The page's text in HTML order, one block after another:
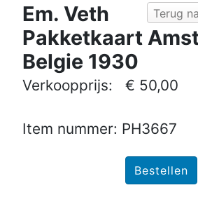
Terug
Em. Veth
Pakketkaart
Belgie 1930
Verkoopprijs: € 50,00
Item nummer: PH3667